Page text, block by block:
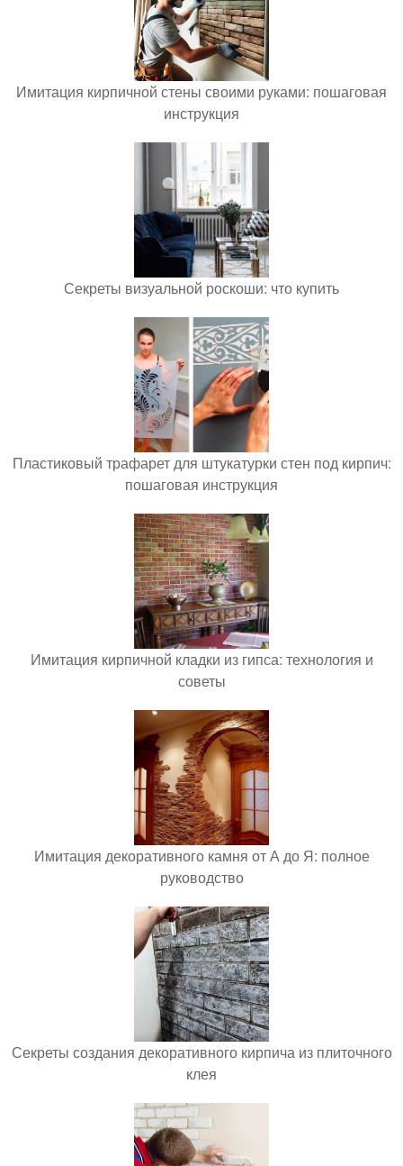
Имитация кирпичной стены своими руками: пошаговая
инструкция
Секреты визуальной роскоши: что купить
Пластиковый трафарет для штукатурки стен под кирпич:
пошаговая инструкция
Имитация кирпичной кладки из гипса: технология и
советы
Имитация декоративного камня от А до Я: полное
руководство
Секреты создания декоративного кирпича из плиточного
клея